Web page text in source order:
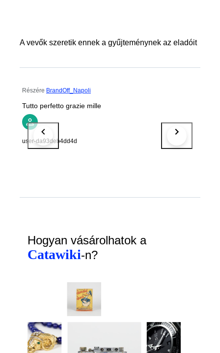
A vevők szeretik ennek a gyűjteménynek az eladóit
Részére BrandOff_Napoli
Tutto perfetto grazie mille
user-da93deb4dd4d
Hogyan vásárolhatok a
Catawiki-n?